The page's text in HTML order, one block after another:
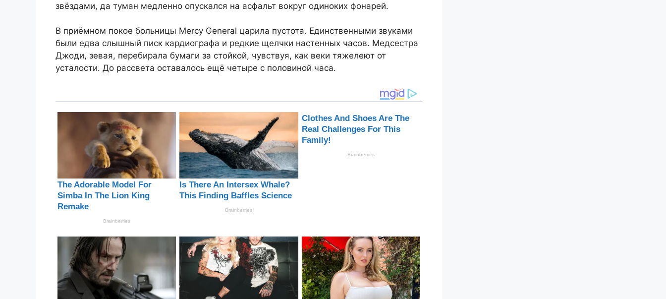
звёздами, да туман медленно опускался на асфальт вокруг одиноких фонарей.
В приёмном покое больницы Mercy General царила пустота. Единственными звуками
были едва слышный писк кардиографа и редкие щелчки настенных часов. Медсестра
Джоди, зевая, перебирала бумаги за стойкой, чувствуя, как веки тяжелеют от
усталости. До рассвета оставалось ещё четыре с половиной часа.